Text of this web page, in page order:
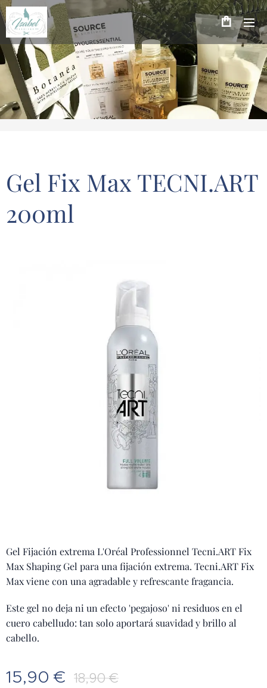
Gel Fix Max TECNI.ART
200ml
Gel Fijación extrema L'Oréal Professionnel Tecni.ART Fix
Max Shaping Gel para una fijación extrema. Tecni.ART Fix
Max viene con una agradable y refrescante fragancia.
Este gel no deja ni un efecto 'pegajoso' ni residuos en el
cuero cabelludo: tan solo aportará suavidad y brillo al
cabello.
15,90 € 18,90€